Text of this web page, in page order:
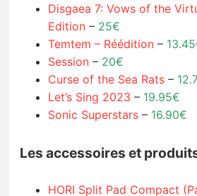
Disgaea 7: Vows of the
Edition– 25€
Temtem – Réédition–
Session– 20€
Curse of the Sea Rats–
Let’s Sing 2023– 19.95€
Sonic Superstars – 16.90€
Les accessoires et
HORI Split Pad Compact